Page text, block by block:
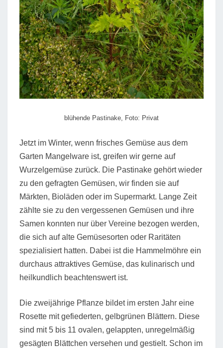
blühende Pastinake, Foto: Privat
Jetzt im Winter, wenn frisches Gemüse aus dem
Garten Mangelware ist, greifen wir gerne auf
Wurzelgemüse zurück. Die Pastinake gehört wieder
zu den gefragten Gemüsen, wir finden sie auf
Märkten, Bioläden oder im Supermarkt. Lange Zeit
zählte sie zu den vergessenen Gemüsen und ihre
Samen konnten nur über Vereine bezogen werden,
die sich auf alte Gemüsesorten oder Raritäten
spezialisiert hatten. Dabei ist die Hammelmöhre ein
durchaus attraktives Gemüse, das kulinarisch und
heilkundlich beachtenswert ist.
Die zweijährige Pflanze bildet im ersten Jahr eine
Rosette mit gefiederten, gelbgrünen Blättern. Diese
sind mit 5 bis 11 ovalen, gelappten, unregelmäßig
gesägten Blättchen versehen und gestielt. Schon im